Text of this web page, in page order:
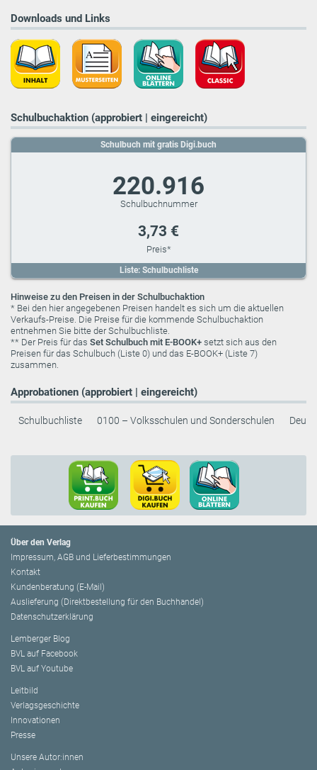
Downloads und Links
Schulbuchaktion (approbiert | eingereicht)
Liste: Schulbuchliste
Schulbuch mit gratis Digi.buch
220.916
3,73 €
Hinweise zu den Preisen in der Schulbuchaktion
* Bei den hier angegebenen Preisen handelt es sich um die aktuellen
Verkaufs-Preise. Die Preise für die kommende Schulbuchaktion
entnehmen Sie bitte der Schulbuchliste.
** Der Preis für das Set Schulbuch mit E-BOOK+ setzt sich aus den
Preisen für das Schulbuch (Liste 0) und das E-BOOK+ (Liste 7)
zusammen.
Approbationen (approbiert | eingereicht)
Schulbuchliste 0100 – Volksschulen und Sonderschulen
Über den Verlag
Impressum, AGB und Lieferbestimmungen
Kontakt
Kundenberatung (E-Mail)
Auslieferung (Direktbestellung für den Buchhandel)
Datenschutzerklärung
Lemberger Blog
BVL auf Facebook
BVL auf Youtube
Leitbild
Verlagsgeschichte
Innovationen
Presse
Unsere Autor:innen